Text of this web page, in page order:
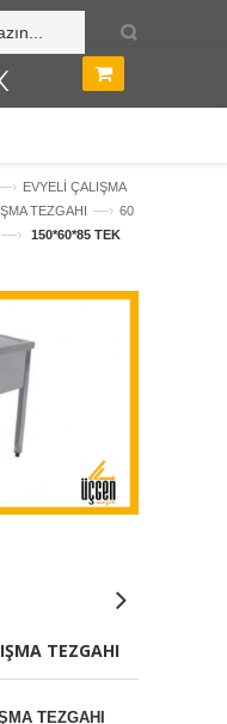
EVYELİ ÇALIŞMA
TEZGAHI —› 60
—›
150*60*85 TEK
TEZGAHI
TEZGAHI